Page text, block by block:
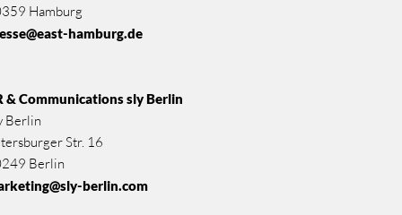
Hamburg
hamburg.de
& Communicationssly Berlin
Berlin
Str. 16
Berlin
berlin.com